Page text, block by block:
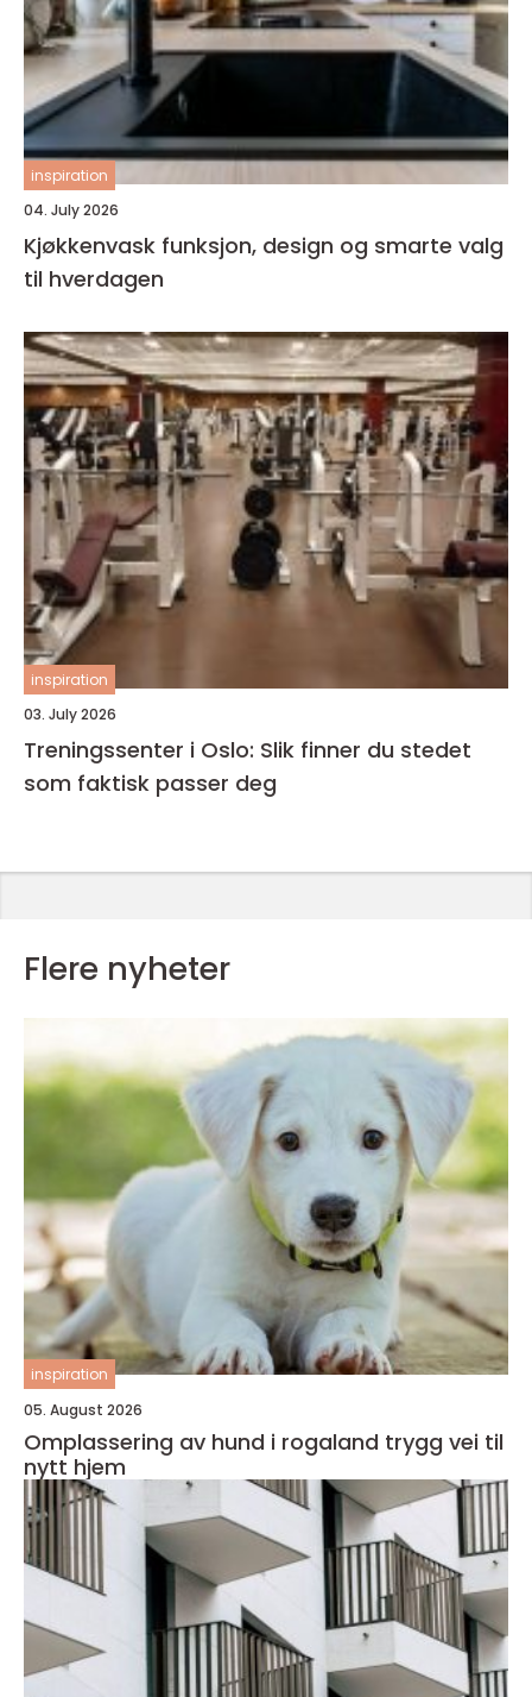
inspiration
04. July 2026
Kjøkkenvask funksjon, design og smarte valg
til hverdagen
inspiration
03. July 2026
Treningssenter i Oslo: Slik finner du stedet
som faktisk passer deg
Flere nyheter
inspiration
05. August 2026
Omplassering av hund i rogaland trygg vei til
nytt hjem